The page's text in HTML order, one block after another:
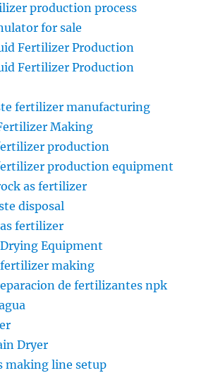
production process
for sale
Fertilizer Production
Fertilizer Production
fertilizer manufacturing
Making
production
production equipment
as fertilizer
disposal
fertilizer
Equipment
making
de fertilizantes npk
Dryer
making line setup